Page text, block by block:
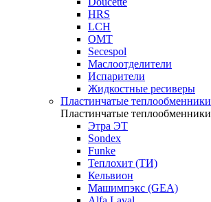
HRS
LCH
OMT
Secespol
Маслоотделители
Испарители
Жидкостные ресиверы
Пластинчатые теплообменники
Пластинчатые теплообменники
Этра ЭТ
Sondex
Funke
Теплохит (ТИ)
Кельвион
Машимпэкс (GEA)